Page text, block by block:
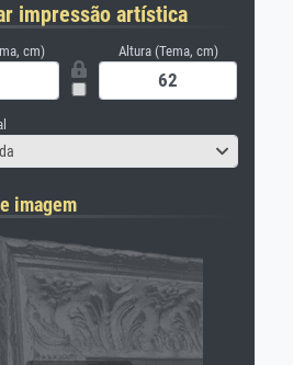
impressão artística
cm) Altura (Tema, cm)
imagem